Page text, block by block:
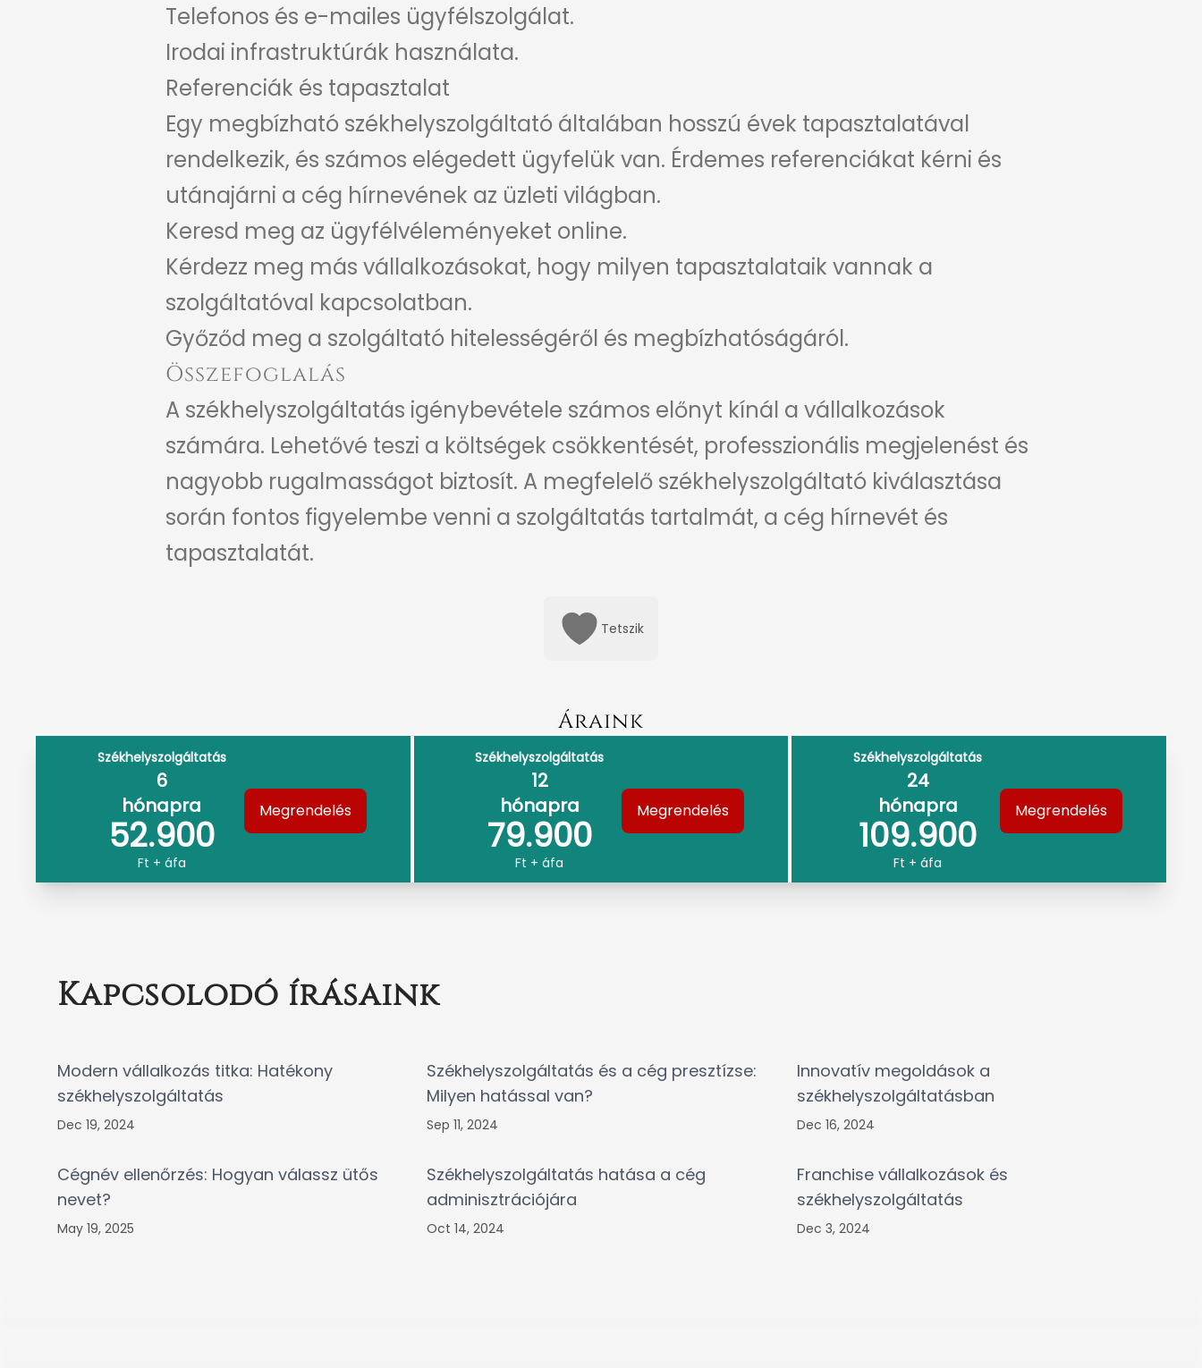
Telefonos és e-mailes ügyfélszolgálat.
Irodai infrastruktúrák használata.
Referenciák és tapasztalat
Egy megbízható székhelyszolgáltató általában hosszú évek tapasztalatával
rendelkezik, és számos elégedett ügyfelük van. Érdemes referenciákat kérni és
utánajárni a cég hírnevének az üzleti világban.
Keresd meg az ügyfélvéleményeket online.
Kérdezz meg más vállalkozásokat, hogy milyen tapasztalataik vannak a
szolgáltatóval kapcsolatban.
Győződ meg a szolgáltató hitelességéről és megbízhatóságáról.
Összefoglalás
A székhelyszolgáltatás igénybevétele számos előnyt kínál a vállalkozások
számára. Lehetővé teszi a költségek csökkentését, professzionális megjelenést és
nagyobb rugalmasságot biztosít. A megfelelő székhelyszolgáltató kiválasztása
során fontos figyelembe venni a szolgáltatás tartalmát, a cég hírnevét és
tapasztalatát.
Tetszik
Áraink
Székhelyszolgáltatás
6
hónapra
52.900
Ft + áfa
Megrendelés
Székhelyszolgáltatás
12
hónapra
79.900
Ft + áfa
Megrendelés
Székhelyszolgáltatás
24
hónapra
109.900
Ft + áfa
Megrendelés
Kapcsolodó írásaink
Modern vállalkozás titka: Hatékony
székhelyszolgáltatás
Dec 19, 2024
Székhelyszolgáltatás és a cég presztízse:
Milyen hatással van?
Sep 11, 2024
Innovatív megoldások a
székhelyszolgáltatásban
Dec 16, 2024
Cégnév ellenőrzés: Hogyan válassz ütős
nevet?
May 19, 2025
Székhelyszolgáltatás hatása a cég
adminisztrációjára
Oct 14, 2024
Franchise vállalkozások és
székhelyszolgáltatás
Dec 3, 2024